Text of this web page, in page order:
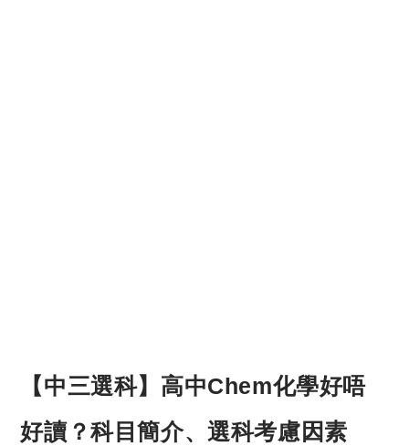
【中三選科】高中Chem化學好唔
好讀？科目簡介、選科考慮因素